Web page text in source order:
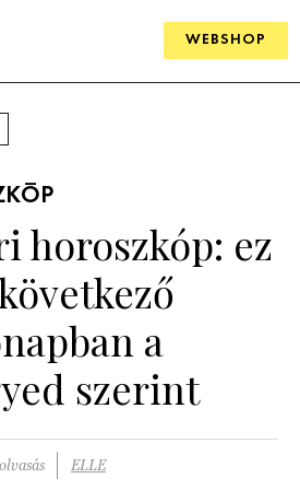
WEBSHOP
horoszkóp: ez
a
szerint
ELLE